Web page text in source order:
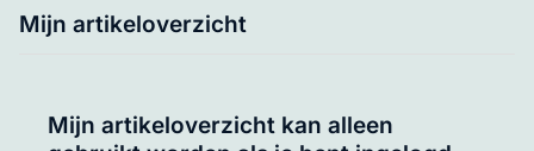
Mijn artikeloverzicht
Mijn artikeloverzicht kan alleen